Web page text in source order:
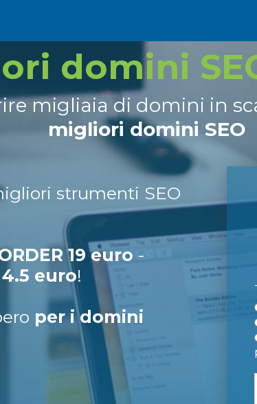
domini
migliaia di domini in
migliori domini SEO
strumenti SEO
19 euro -
euro!
per i domini